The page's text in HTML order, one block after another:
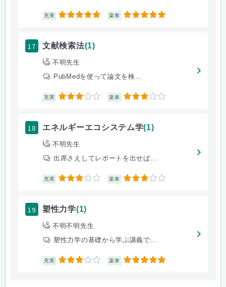
充実 5 楽単 5
17 文献検索法(1)
不明先生
PubMedを使って論文を検...
充実 3 楽単 3
18 エネルギーエコシステム学(1)
不明先生
出席さえしてレポートを出せば...
充実 3 楽単 3
19 塑性力学(1)
不明不明先生
塑性力学の基礎から学ぶ講義で...
充実 3 楽単 5